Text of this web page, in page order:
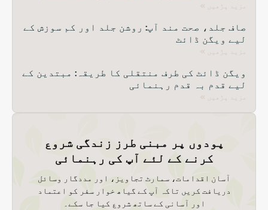
صاف جلد، صحت مند آپ: روشن جلد اور کم سوزش کے
لیے ویگن ڈائٹ
ویگن ڈائٹ کی طرف منتقلی کا طریقہ: مبتدین کے
لیے قدم بہ قدم رہنمائی
پودوں پر مبنی طرز زندگی شروع
کرنے کے لئے آپ کی رہنمائی
آسان اقدامات، سمارٹ تجاویز، اور مددگار وسائل
دریافت کریں تاکہ آپ کے گیاھ خوار سفر کو اعتماد
اور آسانی کے ساتھ شروع کیا جا سکے۔